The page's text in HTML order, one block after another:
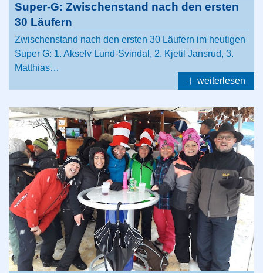
Super-G: Zwischenstand nach den ersten
30 Läufern
Zwischenstand nach den ersten 30 Läufern im heutigen
Super G: 1. Akselv Lund-Svindal, 2. Kjetil Jansrud, 3.
Matthias…
weiterlesen